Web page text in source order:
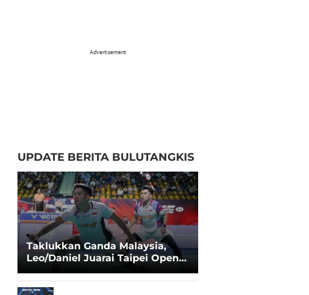
Advertisement
UPDATE BERITA BULUTANGKIS
Taklukkan Ganda Malaysia,
Leo/Daniel Juarai Taipei Open